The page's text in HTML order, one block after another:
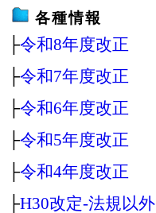
各種情報
├令和8年度改正
├令和7年度改正
├令和6年度改正
├令和5年度改正
├令和4年度改正
├H30改定‐法規以外